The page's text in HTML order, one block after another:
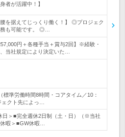
者が活躍中！】
腰を据えてじっくり働く！】 ◎プロジェク
務も可能です。 ◎…
円＋各種手当＋賞与2回】※経験・
当社規定により決定いた…
標準労働時間8時間・コアタイム／10：
クト先によっ…
＞■完全週休2日制（土・日）（※当社
暇＞■GW休暇…